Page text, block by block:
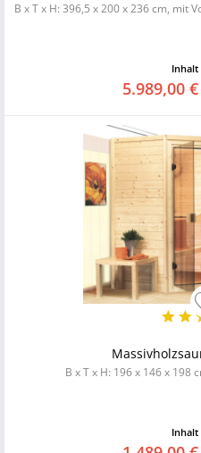
B x T x H: 396,5 x 200 x 236 cm, mit
Inhalt
5.989,00 €
B x T x H: 196 x 146 x 198
Inhalt